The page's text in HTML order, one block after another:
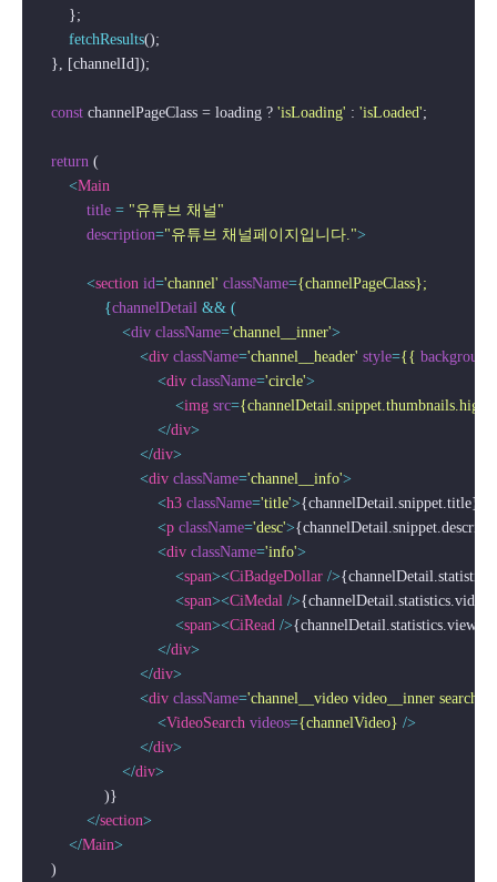
        };
fetchResults();
    }, [channelId]);
const channelPageClass = loading ? 'isLoading' : 'isLoaded';
return (
<Main
title = "유튜브 채널"
description="유튜브 채널페이지입니다.">
<section id='channel' className={channelPageClass};
                {
channelDetail && (
                    <
div className='channel__inner'>
<div className='channel__header' style={{
<div className='circle'>
<img src=
</div>
</div>
<div className='channel__info'>
<h3 className='title'>{channelDetail.snippet.title}
<p className='desc'>
<div className='info'>
<span><CiBadgeDollar />
<span><CiMedal />
<span><CiRead />
</div>
</div>
<div className='channel__video video__inner search'
<VideoSearch videos={channelVideo} />
</div>
</div>
                )}
</section>
</Main>
    )